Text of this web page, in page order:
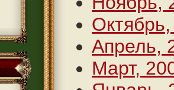
Апрель,
Март,